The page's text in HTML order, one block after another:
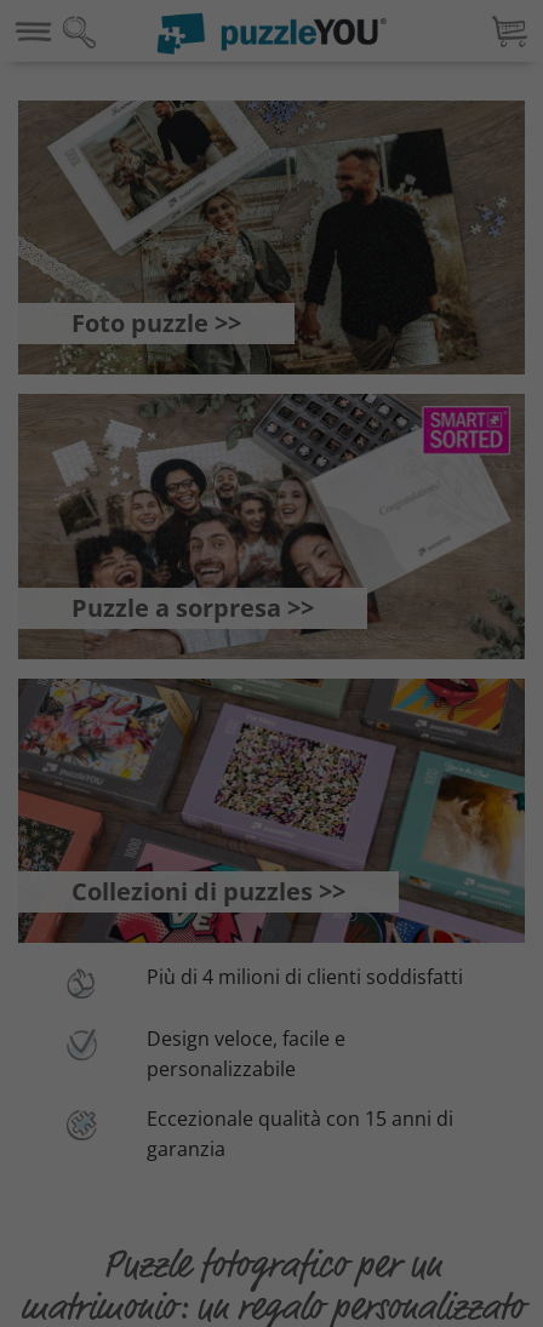
Foto puzzle >>
Puzzle a sorpresa >>
Collezioni di puzzles >>
Più di 4 milioni di clienti soddisfatti
Design veloce, facile e
personalizzabile
Eccezionale qualità con 15 anni di
garanzia
Puzzle fotografico per un
matrimonio: un regalo personalizzato